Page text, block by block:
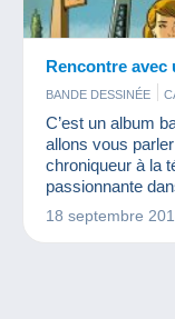
Rencontre avec
BANDE DESSINÉE
C’est un album
allons vous
chroniqueur à la
passionnante
dessinateur
décor dessiné.
18 septembre